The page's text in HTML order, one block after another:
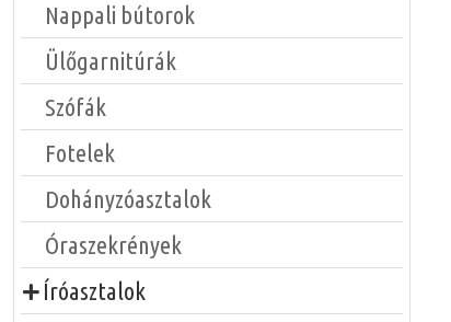
Nappali bútorok
Ülőgarnitúrák
Szófák
Fotelek
Dohányzóasztalok
Óraszekrények
Íróasztalok